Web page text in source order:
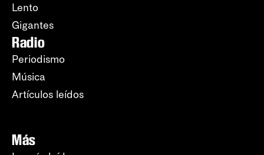
Lento
Gigantes
Radio
Periodismo
Música
Artículos leídos
Más